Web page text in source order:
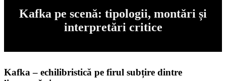
Kafka pe scenă: tipologii, montări și
interpretări critice
Kafka – echilibristică pe firul subțire dintre